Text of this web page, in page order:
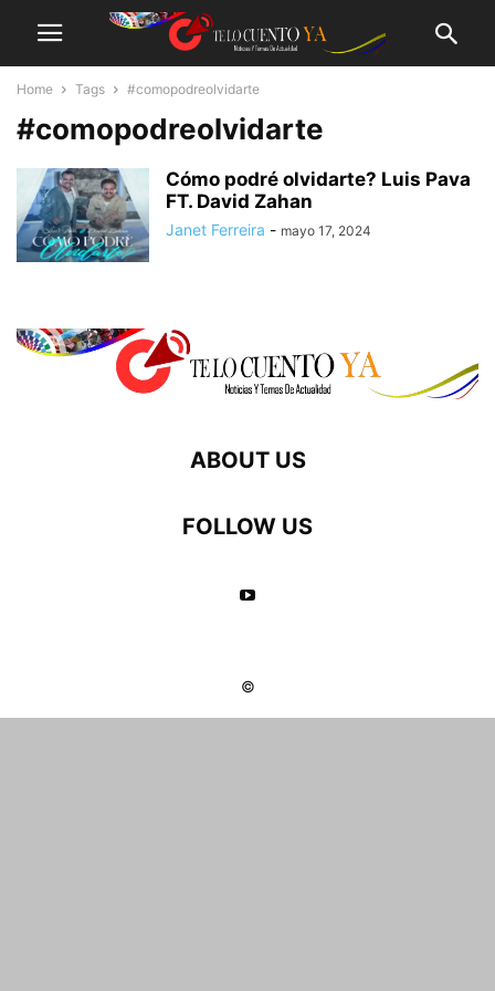
Home Tags #comopodreolvidarte
#comopodreolvidarte
Cómo podré olvidarte? Luis Pava
FT. David Zahan
Janet Ferreira - mayo 17, 2024
ABOUT US
FOLLOW US
©